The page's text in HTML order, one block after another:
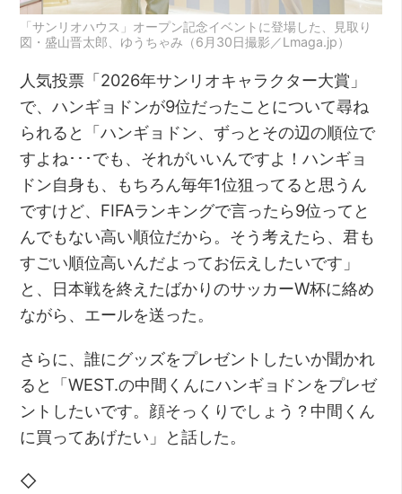
「サンリオハウス」オープン記念イベントに登場した、見取り
図・盛山晋太郎、ゆうちゃみ（6月30日撮影／Lmaga.jp）
人気投票「2026年サンリオキャラクター大賞」
で、ハンギョドンが9位だったことについて尋ね
られると「ハンギョドン、ずっとその辺の順位で
すよね･･･でも、それがいいんですよ！ハンギョ
ドン自身も、もちろん毎年1位狙ってると思うん
ですけど、FIFAランキングで言ったら9位ってと
んでもない高い順位だから。そう考えたら、君も
すごい順位高いんだよってお伝えしたいです」
と、日本戦を終えたばかりのサッカーW杯に絡め
ながら、エールを送った。
さらに、誰にグッズをプレゼントしたいか聞かれ
ると「WEST.の中間くんにハンギョドンをプレゼ
ントしたいです。顔そっくりでしょう？中間くん
に買ってあげたい」と話した。
◇